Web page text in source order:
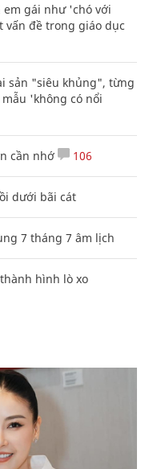
em gái như 'chó với
đề trong giáo dục
sản "siêu khủng", từng
'không có nổi
cần nhớ 106
dưới bãi cát
7 tháng 7 âm lịch
hình lò xo